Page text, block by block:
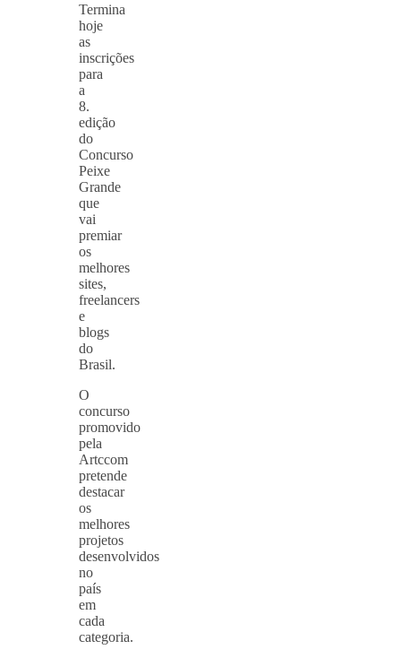
Termina
hoje
as
inscrições
para
a
8.
edição
do
Concurso
Peixe
Grande
que
vai
premiar
os
melhores
sites,
freelancers
e
blogs
do
Brasil.
O
concurso
promovido
pela
Artccom
pretende
destacar
os
melhores
projetos
desenvolvidos
no
país
em
cada
categoria.